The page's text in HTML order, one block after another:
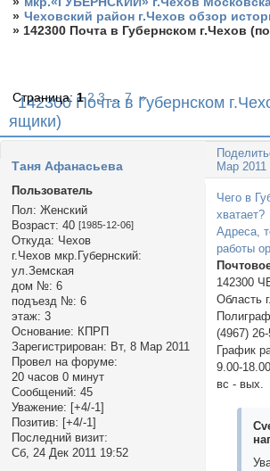
» Чеховский район г.Чехов обзор
» 142300 Почта в Губернском г.Чехов
142300 Почта в Губернском
ящики)
Страница:1 2 3 … 7 »
Мар 2011
Таня Афанасьевa
Пользователь
Пол: Женский
Возраст: 40 [1985-12-06]
Откуда: Чехов
г.Чехов мкр.Губернский:
ул.Земская
дом №: 6
подъезд №: 6
этаж: 3
Основание: КПРП
Зарегистрирован: Вт, 8 Мар 2011
Провел на форуме:
20 часов 0 минут
Сообщений: 45
Уважение: [+4/-1]
Позитив: [+4/-1]
Последний визит:
Сб, 24 Дек 2011 19:52
Чего в
хватает?
Адреса,
работы
142300
Область
(4967)
График
9.00-
вс - вых.